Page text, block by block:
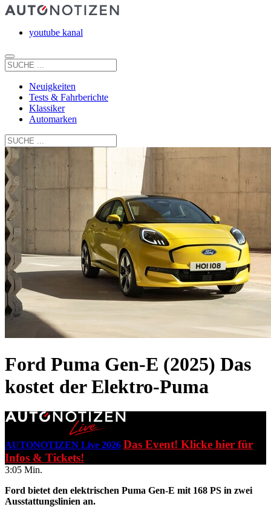
youtube kanal
Neuigkeiten
Tests & Fahrberichte
Klassiker
Automarken
Ford Puma Gen-E (2025) Das
kostet der Elektro-Puma
AUTONOTIZEN Live 2026 Das Event! Klicke hier für
Infos & Tickets!
3:05 Min.
Ford bietet den elektrischen Puma Gen-E mit 168 PS in zwei
Ausstattungslinien an.